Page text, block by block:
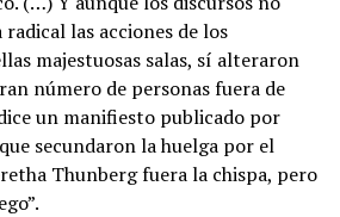
las acciones de los
majestuosas salas, sí alteraron
número de personas fuera de
un manifiesto publicado por
secundaron la huelga por el
Thunberg fuera la chispa, pero